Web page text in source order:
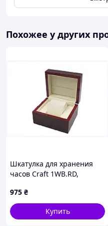
Похожее у других
Шкатулка для хранения
часов Craft 1WB.RD,
975 ₴
Купить